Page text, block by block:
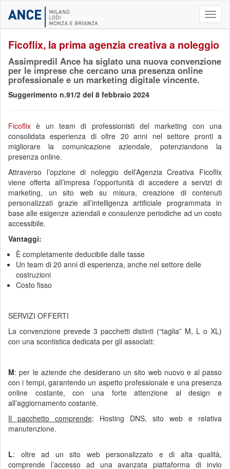
Ficoflix, la prima agenzia creativa a noleggio
Assimpredil Ance ha siglato una nuova convenzione
per le imprese che cercano una presenza online
professionale e un marketing digitale vincente.
Suggerimento n.91/2 del 8 febbraio 2024
Ficoflix è un team di professionisti del marketing con una
consolidata esperienza di oltre 20 anni nel settore pronti a
migliorare la comunicazione aziendale, potenziandone la
presenza online.
Attraverso l’opzione di noleggio dell’Agenzia Creativa Ficoflix
viene offerta all’impresa l’opportunità di accedere a servizi di
marketing, un sito web su misura, creazione di contenuti
personalizzati grazie all’intelligenza artificiale programmata in
base alle esigenze aziendali e consulenze periodiche ad un costo
accessibile.
Vantaggi:
È completamente deducibile dalle tasse
Un team di 20 anni di esperienza, anche nel settore delle
costruzioni
Costo fisso
SERVIZI OFFERTI
La convenzione prevede 3 pacchetti distinti (“taglia” M, L o XL)
con una scontistica dedicata per gli associati:
M: per le aziende che desiderano un sito web nuovo e al passo
con i tempi, garantendo un aspetto professionale e una presenza
online costante, con una forte attenzione al design e
all’aggiornamento costante.
Il pacchetto comprende: Hosting DNS, sito web e relativa
manutenzione.
L: oltre ad un sito web personalizzato e di alta qualità,
comprende l’accesso ad una avanzata piattaforma di invio